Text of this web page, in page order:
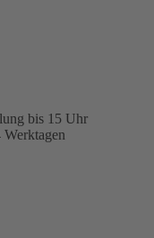
bis 15 Uhr